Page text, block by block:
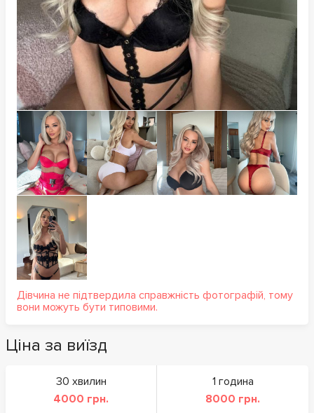
Дівчина не підтвердила справжність фотографій, тому
вони можуть бути типовими.
Ціна за виїзд
30 хвилин
4000 грн.
1 година
8000 грн.